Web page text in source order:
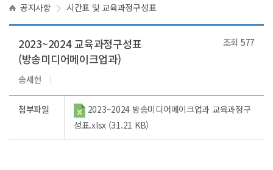
공지사항 시간표 및 교육과정구성표
2023~2024 교육과정구성표
(방송미디어메이크업과)
조회 577
송세헌
첨부파일
2023~2024 방송미디어메이크업과 교육과정구
성표.xlsx (31.21 KB)